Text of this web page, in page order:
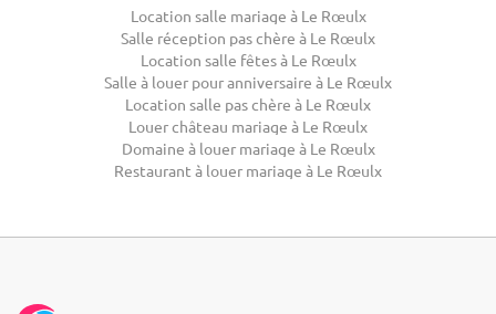
Location salle mariage à Le Rœulx
Salle réception pas chère à Le Rœulx
Location salle fêtes à Le Rœulx
Salle à louer pour anniversaire à Le Rœulx
Location salle pas chère à Le Rœulx
Louer château mariage à Le Rœulx
Domaine à louer mariage à Le Rœulx
Restaurant à louer mariage à Le Rœulx